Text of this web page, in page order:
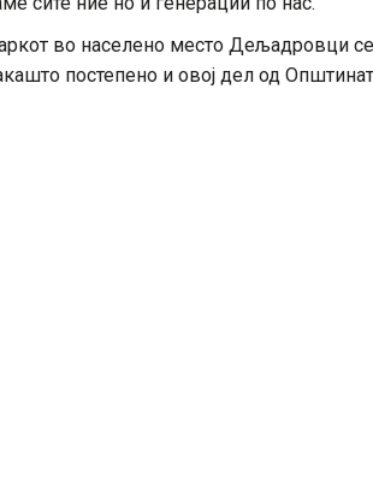
во населено место Дељадровци
постепено и овој дел од